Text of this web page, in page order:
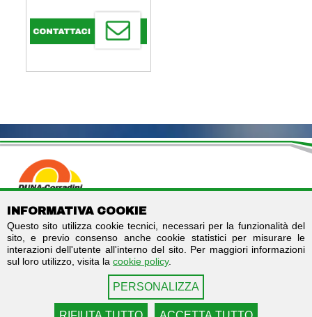
DUNA CORRADINI S.p.A.
C.F./P.IVA IT01803960366
Codice destinatario fatturazione elettronica: SUBM70N
Registro imprese di Modena - REA MO-244242
Capitale sociale: € 2.000.000 i.v.
Seguici su
Facebook
LinkedIn
INFORMATIVA COOKIE
Questo sito utilizza cookie tecnici, necessari per la funzionalità del
sito, e previo consenso anche cookie statistici per misurare le
interazioni dell'utente all'interno del sito. Per maggiori informazioni
sul loro utilizzo, visita la cookie policy.
PERSONALIZZA